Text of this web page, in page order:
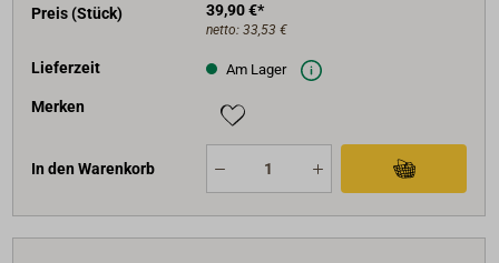
Preis (Stück)
39,90 €*
netto: 33,53 €
Lieferzeit Am Lager
Merken
In den Warenkorb